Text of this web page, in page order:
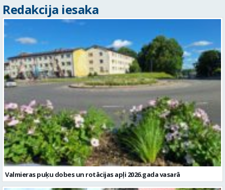
Redakcija iesaka
Valmieras puķu dobes un rotācijas apļi 2026.gada vasarā